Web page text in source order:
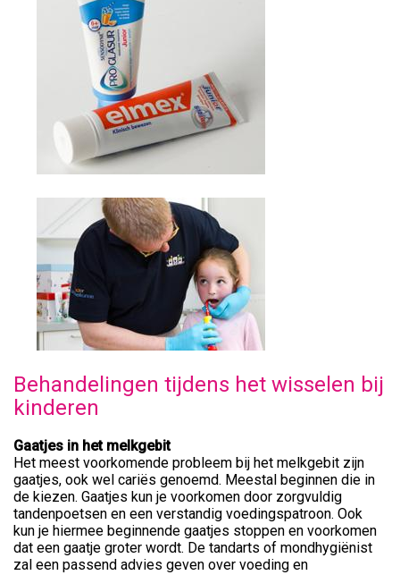
Behandelingen tijdens het wisselen bij
kinderen
Gaatjes in het melkgebit
Het meest voorkomende probleem bij het melkgebit zijn
gaatjes, ook wel cariës genoemd. Meestal beginnen die in
de kiezen. Gaatjes kun je voorkomen door zorgvuldig
tandenpoetsen en een verstandig voedingspatroon. Ook
kun je hiermee beginnende gaatjes stoppen en voorkomen
dat een gaatje groter wordt. De tandarts of mondhygiënist
zal een passend advies geven over voeding en